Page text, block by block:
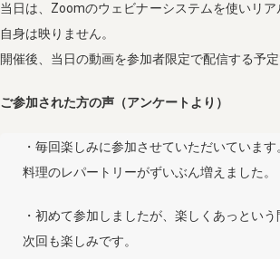
当日は、Zoomのウェビナーシステムを使いリ
自身は映りません。
開催後、当日の動画を参加者限定で配信する予定
ご参加された方の声（アンケートより）
・毎回楽しみに参加させていただいていま
料理のレパートリーがずいぶん増えました。
・初めて参加しましたが、楽しくあっという
次回も楽しみです。